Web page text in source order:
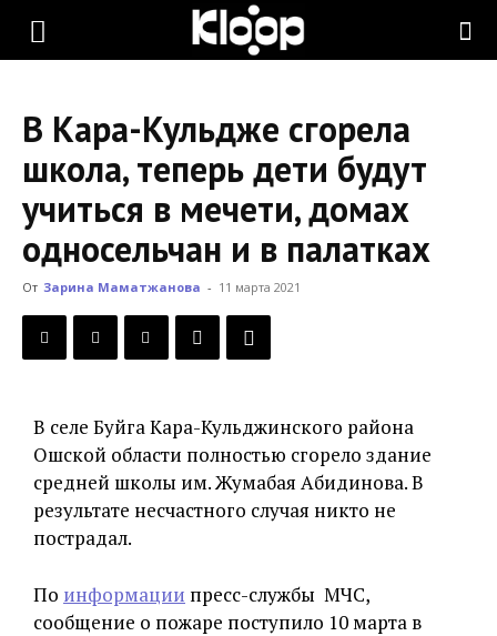
KLOOP.KG
Новости
Кыргызстана
В Кара-Кульдже сгорела
школа, теперь дети будут
учиться в мечети, домах
односельчан и в палатках
От Зарина Маматжанова - 11 марта 2021
В селе Буйга Кара-Кульджинского района
Ошской области полностью сгорело здание
средней школы им. Жумабая Абидинова. В
результате несчастного случая никто не
пострадал.
По информации пресс-службы МЧС,
сообщение о пожаре поступило 10 марта в